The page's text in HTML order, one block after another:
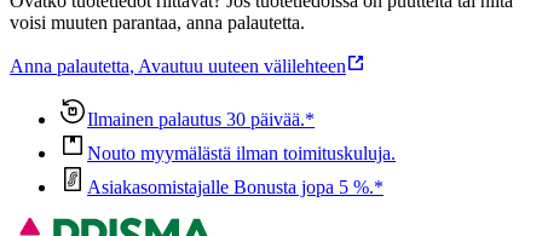
voisi muuten parantaa, anna palautetta.
Anna palautetta, Avautuu uuteen välilehteen
Ilmainen palautus 30 päivää.*
Nouto myymälästä ilman toimituskuluja.
Asiakasomistajalle Bonusta jopa 5 %.*